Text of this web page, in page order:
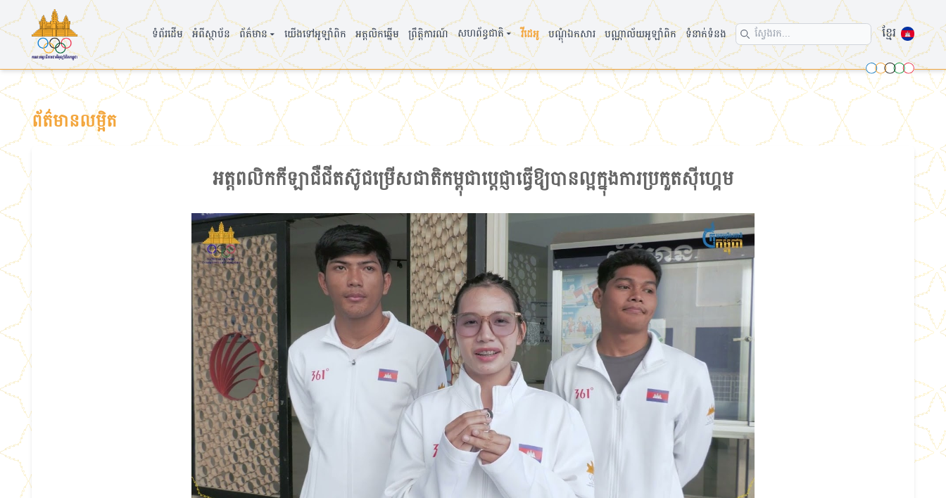
ទំព័រដើម អំពីស្ថាប័ន ព័ត៌មាន▾ យើងទៅអូឡាំពិក អត្តលិកឆ្នើម ព្រឹត្តិការណ៍ សហព័ន្ធជាតិ▾ វីដេអូ បណ្តុំឯកសារ បណ្ណាល័យអូឡាំពិក ទំនាក់ទំនង Search icon ខ្មែរ
ព័ត៌មានលម្អិត
អត្តពលិកកីឡាជឺជីតស៊ូជម្រើសជាតិកម្ពុជាប្ដេជ្ញាធ្វើឱ្យបានល្អក្នុងការប្រកួតស៊ីហ្គេម